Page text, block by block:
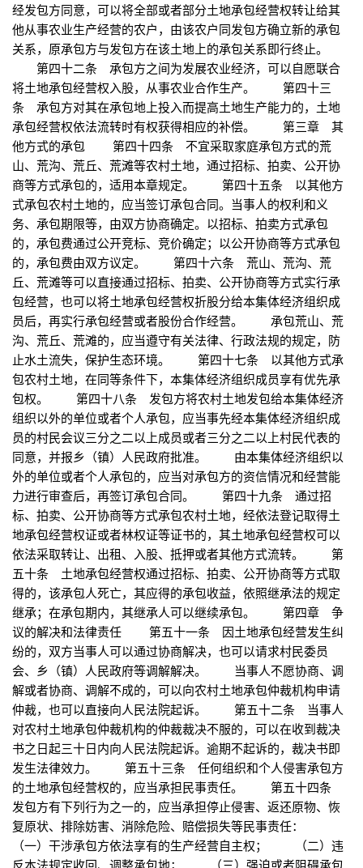
经发包方同意，可以将全部或者部分土地承包经营权转让给其
他从事农业生产经营的农户，由该农户同发包方确立新的承包
关系，原承包方与发包方在该土地上的承包关系即行终止。
第四十二条 承包方之间为发展农业经济，可以自愿联合
将土地承包经营权入股，从事农业合作生产。 第四十三
条 承包方对其在承包地上投入而提高土地生产能力的，土地
承包经营权依法流转时有权获得相应的补偿。 第三章 其
他方式的承包 第四十四条 不宜采取家庭承包方式的荒
山、荒沟、荒丘、荒滩等农村土地，通过招标、拍卖、公开协
商等方式承包的，适用本章规定。 第四十五条 以其他方
式承包农村土地的，应当签订承包合同。当事人的权利和义
务、承包期限等，由双方协商确定。以招标、拍卖方式承包
的，承包费通过公开竞标、竞价确定；以公开协商等方式承包
的，承包费由双方议定。 第四十六条 荒山、荒沟、荒
丘、荒滩等可以直接通过招标、拍卖、公开协商等方式实行承
包经营，也可以将土地承包经营权折股分给本集体经济组织成
员后，再实行承包经营或者股份合作经营。 承包荒山、荒
沟、荒丘、荒滩的，应当遵守有关法律、行政法规的规定，防
止水土流失，保护生态环境。 第四十七条 以其他方式承
包农村土地，在同等条件下，本集体经济组织成员享有优先承
包权。 第四十八条 发包方将农村土地发包给本集体经济
组织以外的单位或者个人承包，应当事先经本集体经济组织成
员的村民会议三分之二以上成员或者三分之二以上村民代表的
同意，并报乡（镇）人民政府批准。 由本集体经济组织以
外的单位或者个人承包的，应当对承包方的资信情况和经营能
力进行审查后，再签订承包合同。 第四十九条 通过招
标、拍卖、公开协商等方式承包农村土地，经依法登记取得土
地承包经营权证或者林权证等证书的，其土地承包经营权可以
依法采取转让、出租、入股、抵押或者其他方式流转。 第
五十条 土地承包经营权通过招标、拍卖、公开协商等方式取
得的，该承包人死亡，其应得的承包收益，依照继承法的规定
继承；在承包期内，其继承人可以继续承包。 第四章 争
议的解决和法律责任 第五十一条 因土地承包经营发生纠
纷的，双方当事人可以通过协商解决，也可以请求村民委员
会、乡（镇）人民政府等调解解决。 当事人不愿协商、调
解或者协商、调解不成的，可以向农村土地承包仲裁机构申请
仲裁，也可以直接向人民法院起诉。 第五十二条 当事人
对农村土地承包仲裁机构的仲裁裁决不服的，可以在收到裁决
书之日起三十日内向人民法院起诉。逾期不起诉的，裁决书即
发生法律效力。 第五十三条 任何组织和个人侵害承包方
的土地承包经营权的，应当承担民事责任。 第五十四条
发包方有下列行为之一的，应当承担停止侵害、返还原物、恢
复原状、排除妨害、消除危险、赔偿损失等民事责任：
（一）干涉承包方依法享有的生产经营自主权； （二）违
反本法规定收回、调整承包地； （三）强迫或者阻碍承包